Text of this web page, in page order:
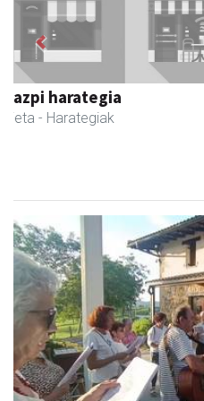
Egape Ikastola
Urnieta - Hezkuntza
Previous
Kantujira taldearen saioa